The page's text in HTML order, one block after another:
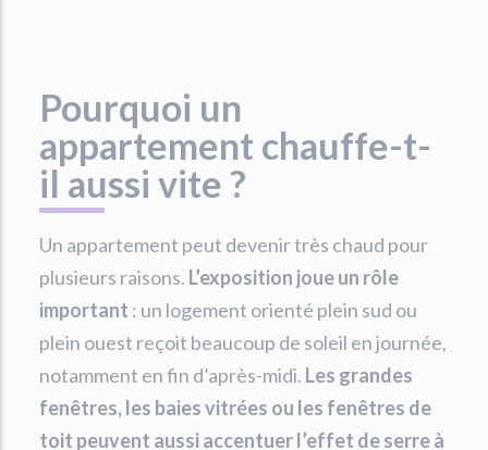
Pourquoi un
appartement chauffe-t-
il aussi vite ?
Un appartement peut devenir très chaud pour
plusieurs raisons. L’exposition joue un rôle
important : un logement orienté plein sud ou
plein ouest reçoit beaucoup de soleil en journée,
notamment en fin d’après-midi. Les grandes
fenêtres, les baies vitrées ou les fenêtres de
toit peuvent aussi accentuer l’effet de serre à